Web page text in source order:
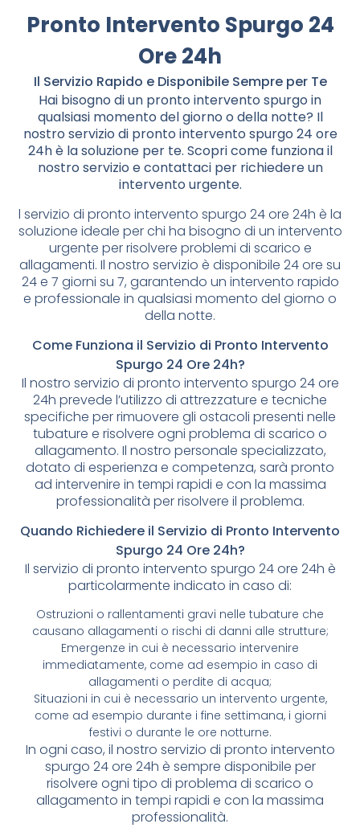
Pronto Intervento Spurgo 24
Ore 24h
Il Servizio Rapido e Disponibile Sempre per Te
Hai bisogno di un pronto intervento spurgo in
qualsiasi momento del giorno o della notte? Il
nostro servizio di pronto intervento spurgo 24 ore
24h è la soluzione per te. Scopri come funziona il
nostro servizio e contattaci per richiedere un
intervento urgente.
l servizio di pronto intervento spurgo 24 ore 24h è la
soluzione ideale per chi ha bisogno di un intervento
urgente per risolvere problemi di scarico e
allagamenti. Il nostro servizio è disponibile 24 ore su
24 e 7 giorni su 7, garantendo un intervento rapido
e professionale in qualsiasi momento del giorno o
della notte.
Come Funziona il Servizio di Pronto Intervento
Spurgo 24 Ore 24h?
Il nostro servizio di pronto intervento spurgo 24 ore
24h prevede l’utilizzo di attrezzature e tecniche
specifiche per rimuovere gli ostacoli presenti nelle
tubature e risolvere ogni problema di scarico o
allagamento. Il nostro personale specializzato,
dotato di esperienza e competenza, sarà pronto
ad intervenire in tempi rapidi e con la massima
professionalità per risolvere il problema.
Quando Richiedere il Servizio di Pronto Intervento
Spurgo 24 Ore 24h?
Il servizio di pronto intervento spurgo 24 ore 24h è
particolarmente indicato in caso di:
Ostruzioni o rallentamenti gravi nelle tubature che
causano allagamenti o rischi di danni alle strutture;
Emergenze in cui è necessario intervenire
immediatamente, come ad esempio in caso di
allagamenti o perdite di acqua;
Situazioni in cui è necessario un intervento urgente,
come ad esempio durante i fine settimana, i giorni
festivi o durante le ore notturne.
In ogni caso, il nostro servizio di pronto intervento
spurgo 24 ore 24h è sempre disponibile per
risolvere ogni tipo di problema di scarico o
allagamento in tempi rapidi e con la massima
professionalità.